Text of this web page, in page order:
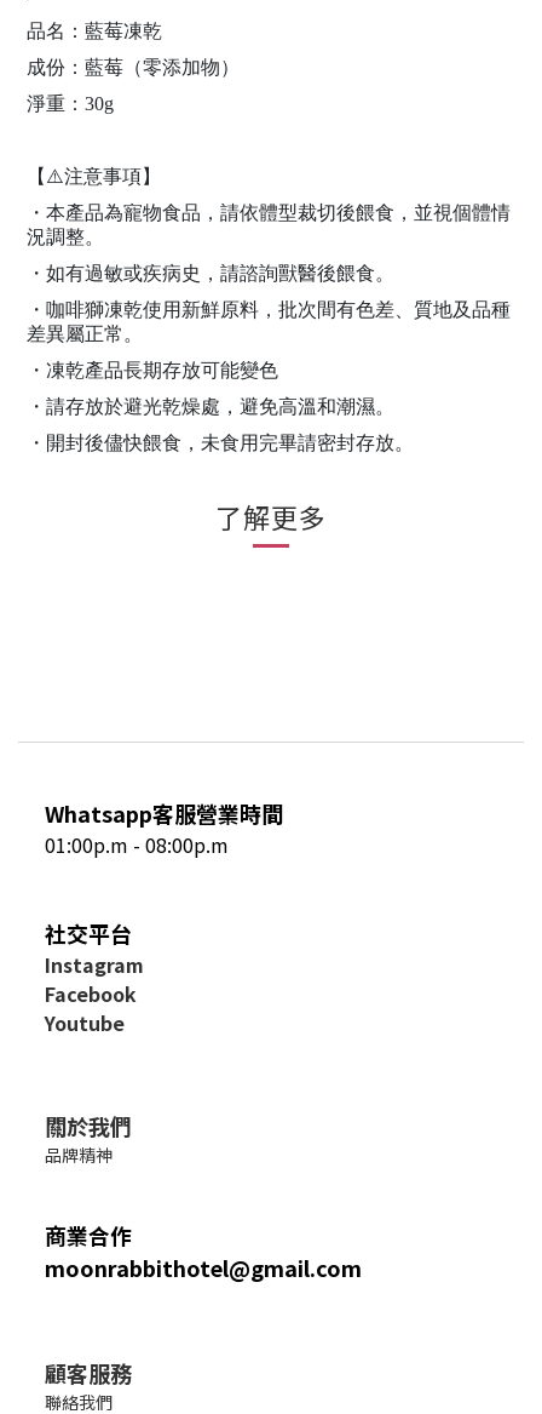
品名：藍莓凍乾
成份：藍莓（零添加物）
淨重：30g
【⚠️注意事項】
・本產品為寵物食品，請依體型裁切後餵食，並視個體情
況調整。
・如有過敏或疾病史，請諮詢獸醫後餵食。
・咖啡獅凍乾使用新鮮原料，批次間有色差、質地及品種
差異屬正常。
・凍乾產品長期存放可能變色
・請存放於避光乾燥處，避免高溫和潮濕。
・開封後儘快餵食，未食用完畢請密封存放。
了解更多
Whatsapp客服營業時間
01:00p.m - 08:00p.m
社交平台
Instagram
Facebook
Youtube
關於我們
品牌精神
商業合作
moonrabbithotel@gmail.com
顧客服務
聯絡我們